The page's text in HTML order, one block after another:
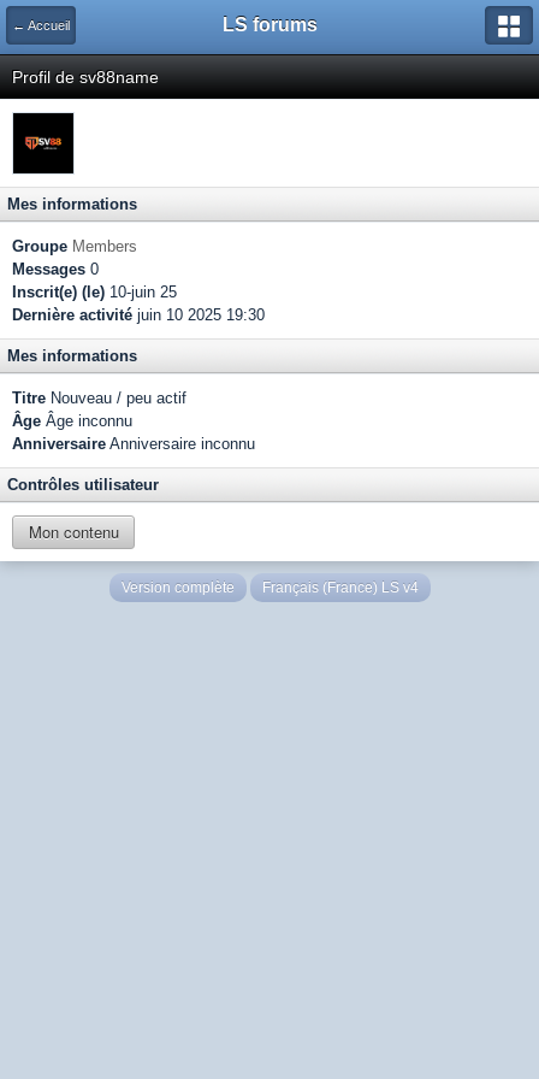
← Accueil LS forums
Profil de sv88name
Mes informations
Groupe Members
Messages 0
Inscrit(e) (le) 10-juin 25
Dernière activité juin 10 2025 19:30
Mes informations
Titre Nouveau / peu actif
Âge Âge inconnu
Anniversaire Anniversaire inconnu
Contrôles utilisateur
Mon contenu
Version complète Français (France) LS v4